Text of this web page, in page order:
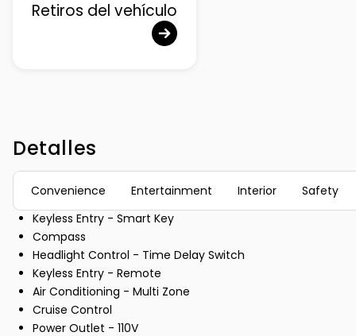
Retiros del vehículo
Detalles
Convenience Entertainment Interior
Safety
Keyless Entry - Smart Key
Compass
Headlight Control - Time Delay Switch
Keyless Entry - Remote
Air Conditioning - Multi Zone
Cruise Control
Power Outlet - 110V